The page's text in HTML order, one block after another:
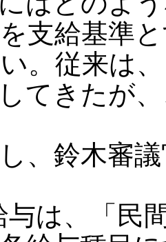
支給基準
。従来は
てきたが
、鈴木審
与は、「民